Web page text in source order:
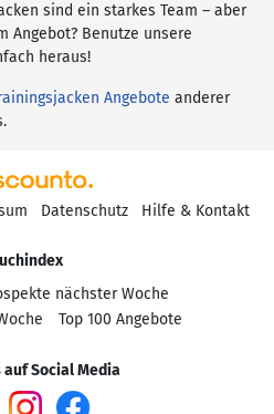
sind ein starkes Team – aber
Angebot? Benutze unsere
heraus!
Angebote anderer
Datenschutz Hilfe & Kontakt
nächster Woche
Top 100 Angebote
auf Social Media